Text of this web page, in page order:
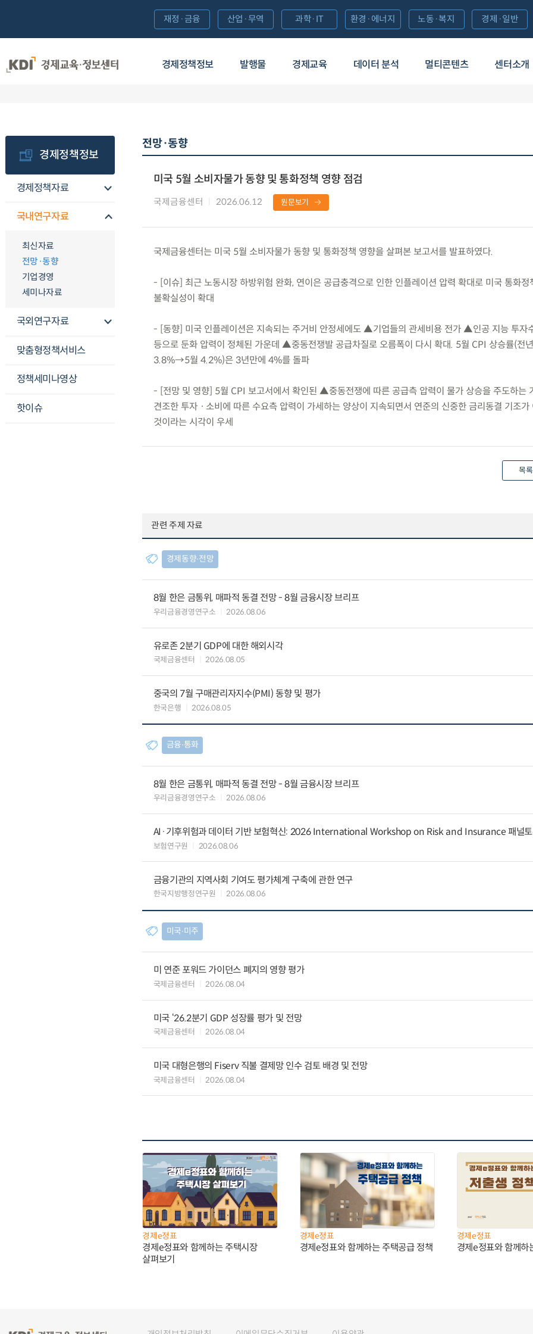
경제정책정보 발행물 경제교육 데이터 분석 멀티콘텐츠 센터소개
재정·금융 산업·무역 과학·IT 환경·에너지 노동·복지 경제·일반
경제정책정보
경제정책자료
국내연구자료
최신자료
전망·동향
기업경영
세미나자료
국외연구자료
맞춤형정책서비스
정책세미나영상
핫이슈
전망·동향
미국 5월 소비자물가 동향 및 통화정책 영향 점검
국제금융센터 2026.06.12 원문보기
국제금융센터는 미국 5월 소비자물가 동향 및 통화정책 영향을 살펴본 보고서를 발표하였다.
- [이슈] 최근 노동시장 하방위험 완화, 연이은 공급충격으로 인한 인플레이션 압력 확대로 미국 통화정
불확실성이 확대
- [동향] 미국 인플레이션은 지속되는 주거비 안정세에도 ▲기업들의 관세비용 전가 ▲인공 지능 투자
등으로 둔화 압력이 정체된 가운데 ▲중동전쟁발 공급차질로 오름폭이 다시 확대. 5월 CPI 상승률(전
3.8%→5월 4.2%)은 3년만에 4%를 돌파
- [전망 및 영향] 5월 CPI 보고서에서 확인된 ▲중동전쟁에 따른 공급측 압력이 물가 상승을 주도하는
견조한 투자ㆍ소비에 따른 수요측 압력이 가세하는 양상이 지속되면서 연준의 신중한 금리동결 기조가
것이라는 시각이 우세
목
관련 주제 자료
경제동향∙전망
8월 한은 금통위, 매파적 동결 전망 - 8월 금융시장 브리프
우리금융경영연구소 2026.08.06
유로존 2분기 GDP에 대한 해외시각
국제금융센터 2026.08.05
중국의 7월 구매관리자지수(PMI) 동향 및 평가
한국은행 2026.08.05
금융∙통화
8월 한은 금통위, 매파적 동결 전망 - 8월 금융시장 브리프
우리금융경영연구소 2026.08.06
AI·기후위험과 데이터 기반 보험혁신: 2026 International Workshop on Risk and Insurance 패널토
보험연구원 2026.08.06
금융기관의 지역사회 기여도 평가체계 구축에 관한 연구
한국지방행정연구원 2026.08.06
미국∙미주
미 연준 포워드 가이던스 폐지의 영향 평가
국제금융센터 2026.08.04
미국 ‘26.2분기 GDP 성장률 평가 및 전망
국제금융센터 2026.08.04
미국 대형은행의 Fiserv 직불 결제망 인수 검토 배경 및 전망
국제금융센터 2026.08.04
경제e정표
경제e정표와 함께하는 주택시장
살펴보기
경제e정표
경제e정표와 함께하는 주택공급 정책
경제e정표
경제e정표와 함께하